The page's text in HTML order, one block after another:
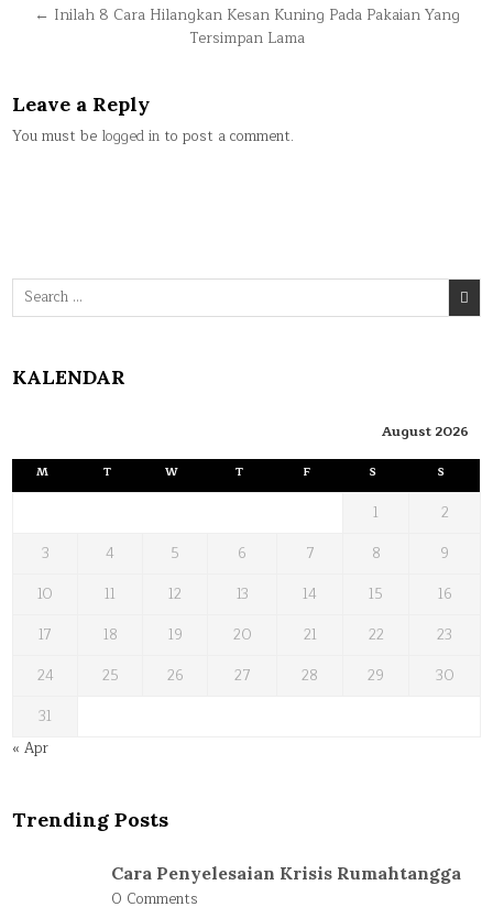
← Inilah 8 Cara Hilangkan Kesan Kuning Pada Pakaian Yang
Tersimpan Lama
Leave a Reply
You must be logged in to post a comment.
Search
for:
KALENDAR
August 2026
M T W T F S S
1
2
3
4 5 6 7 8
9
10
11 12 13 14 15
16
17
18 19 20 21 22
23
24
25 26 27 28 29
30
31
« Apr
Trending Posts
Cara Penyelesaian Krisis Rumahtangga
0 Comments